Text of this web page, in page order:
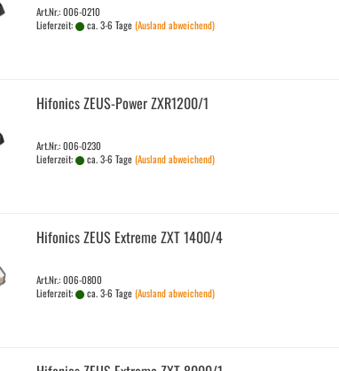
Art.Nr.: 006-0210
Lieferzeit:
ca. 3-6 Tage(Ausland abweichend)
Hi­fo­nics ZEUS-​Power ZXR1200/1
Art.Nr.: 006-0230
Lieferzeit:
ca. 3-6 Tage(Ausland abweichend)
Hi­fo­nics ZEUS Ex­tre­me ZXT 1400/4
Art.Nr.: 006-0800
Lieferzeit:
ca. 3-6 Tage(Ausland abweichend)